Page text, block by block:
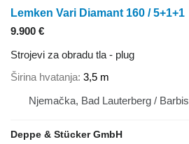
Lemken Vari Diamant 160 / 5+1+1
9.900 €
Strojevi za obradu tla - plug
Širina hvatanja 3,5 m
Njemačka, Bad Lauterberg / Barbis
Deppe & Stücker GmbH